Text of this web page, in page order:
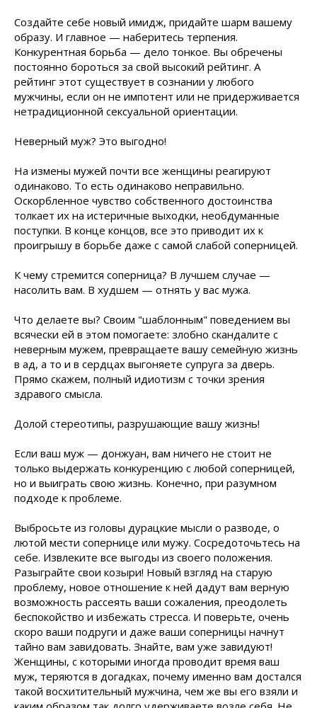
Создайте себе новый имидж, придайте шарм вашему
образу. И главное — наберитесь терпения.
Конкурентная борьба — дело тонкое. Вы обречены
постоянно бороться за свой высокий рейтинг. А
рейтинг этот существует в сознании у любого
мужчины, если он не импотент или не придерживается
нетрадиционной сексуальной ориентации.
Неверный муж? Это выгодно!
На измены мужей почти все женщины реагируют
одинаково. То есть одинаково неправильно.
Оскорбленное чувство собственного достоинства
толкает их на истеричные выходки, необдуманные
поступки. В конце концов, все это приводит их к
проигрышу в борьбе даже с самой слабой соперницей.
К чему стремится соперница? В лучшем случае —
насолить вам. В худшем — отнять у вас мужа.
Что делаете вы? Своим "шаблонным" поведением вы
всячески ей в этом помогаете: злобно скандалите с
неверным мужем, превращаете вашу семейную жизнь
в ад, а то и в сердцах выгоняете супруга за дверь.
Прямо скажем, полный идиотизм с точки зрения
здравого смысла.
Долой стереотипы, разрушающие вашу жизнь!
Если ваш муж — донжуан, вам ничего не стоит не
только выдержать конкуренцию с любой соперницей,
но и выиграть свою жизнь. Конечно, при разумном
подходе к проблеме.
Выбросьте из головы дурацкие мысли о разводе, о
лютой мести сопернице или мужу. Сосредоточьтесь на
себе. Извлеките все выгоды из своего положения.
Разыграйте свои козыри! Новый взгляд на старую
проблему, новое отношение к ней дадут вам верную
возможность рассеять ваши сожаления, преодолеть
беспокойство и избежать стресса. И поверьте, очень
скоро ваши подруги и даже ваши соперницы начнут
тайно вам завидовать. Знайте, вам уже завидуют!
Женщины, с которыми иногда проводит время ваш
муж, теряются в догадках, почему именно вам достался
такой восхитительный мужчина, чем же вы его взяли и